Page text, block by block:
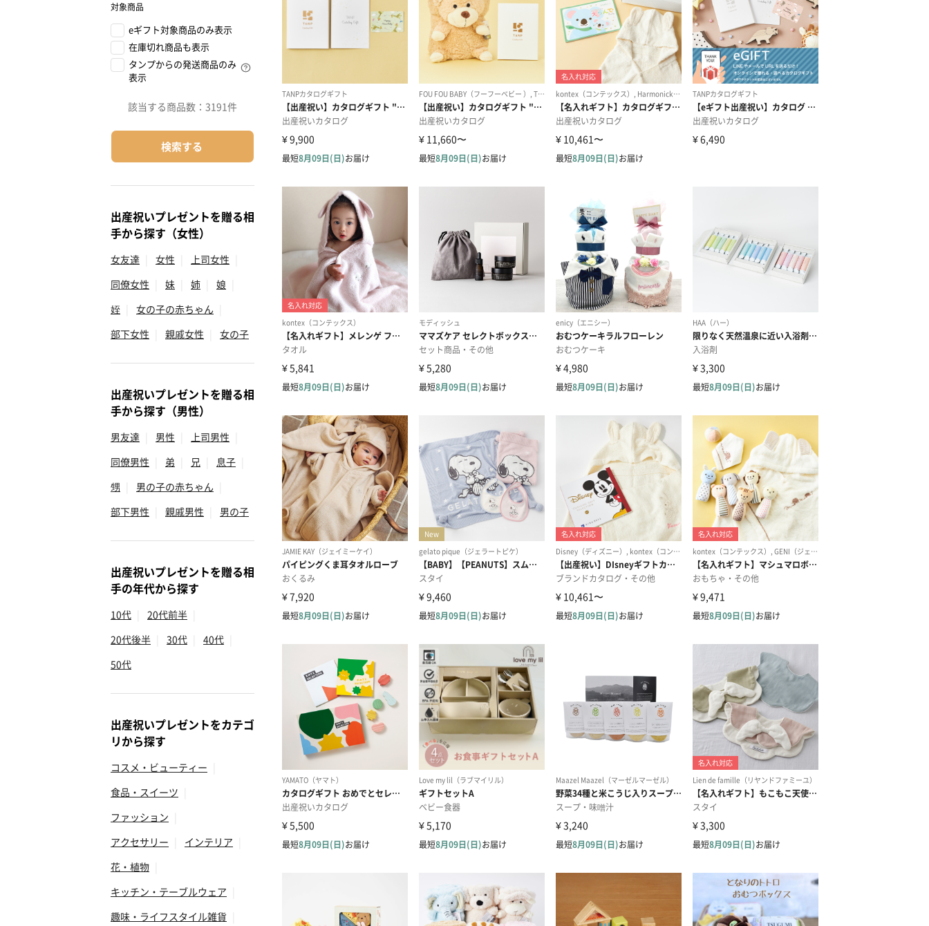
対象商品
eギフト対象商品のみ表示
在庫切れ商品も表示
タンプからの発送商品のみ
表示
該当する商品数： 3191件
検索する
出産祝いプレゼントを贈る相
手から探す（女性）
女友達 女性 上司女性
同僚女性
妹 姉 娘
姪
女の子の赤ちゃん
部下女性
親戚女性 女の子
出産祝いプレゼントを贈る相
手から探す（男性）
男友達 男性 上司男性
同僚男性
弟 兄 息子
甥
男の子の赤ちゃん
部下男性
親戚男性 男の子
出産祝いプレゼントを贈る相
手の年代から探す
10代 20代前半
20代後半
30代 40代
50代
出産祝いプレゼントをカテゴ
リから探す
コスメ・ビューティー
食品・スイーツ
ファッション
アクセサリー
インテリア
花・植物
キッチン・テーブルウェア
趣味・ライフスタイル雑貨